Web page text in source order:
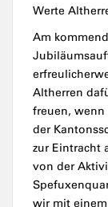
Werte
Am
Altherren
freuen, wenn
der
zur Eintracht
von der
wir mit